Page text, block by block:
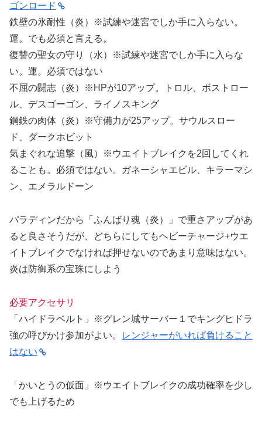
ゴンロード
鉄壁の氷耐性（炎）
※試練や迷宮でしか手に入らない。
運。でも必須と言える。
復讐の聖女の守り（水）
※試練や迷宮でしか手に入らな
い。運。必須ではない
不屈の闘志（炎）
※HPが10アップ。トロル、ボストロー
ル、デスゴーゴン、ライノスキング
鋼鉄の肉体（炎）
※守備力が25アップ。サウルスロー
ド、ダークホビット
気まぐれな追撃（風）
※ウエイトブレイクを2回してくれ
ることも。必須ではない。ガネーシャエビル、キラーマシ
ン、エメラルドーン
パラディンだから「ふんばり魂（炎）」で重さアップがあ
ると良さそうだが、どちらにしてもヘビーチャージ+ウエ
イトブレイクでなければ押せないのであまり意味はない。
炎は防御系の宝珠にしよう
必要アクセサリ
「ハイドラベルト」※グレン城サーバー１でキングヒドラ
強の呼びかけ参加がよい。
レンジャーがいれば負けること
はない
「かいとうの仮面」※ウエイトブレイクの成功確率を少し
でも上げるため